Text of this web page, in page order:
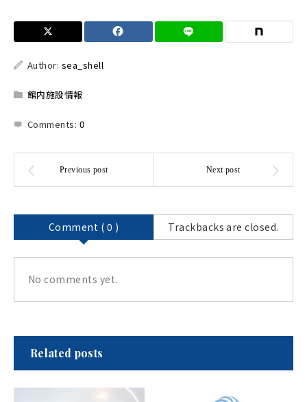
Author: sea_shell
館内施設情報
Comments: 0
Comment ( 0 ) Trackbacks are closed.
No comments yet.
Related posts